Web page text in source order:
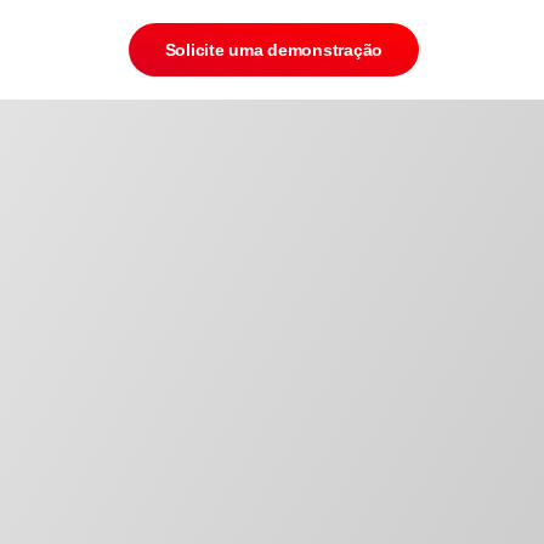
Solicite uma demonstração